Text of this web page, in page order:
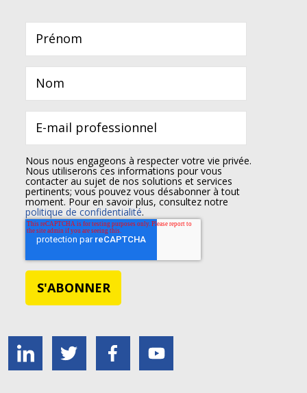
Nous nous engageons à respecter votre vie privée.
Nous utiliserons ces informations pour vous
contacter au sujet de nos solutions et services
pertinents; vous pouvez vous désabonner à tout
moment. Pour en savoir plus, consultez notre
politique de confidentialité.